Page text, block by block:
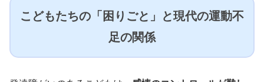
こどもたちの「困りごと」と現代の運動不
足の関係